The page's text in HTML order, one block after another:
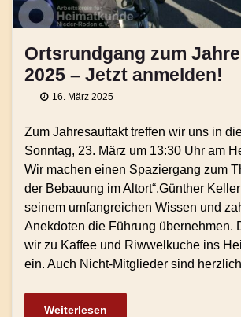
Ortsrundgang zum
2025 – Jetzt anmelden!
16. März 2025
Zum Jahresauftakt treffen wir uns in
Sonntag, 23. März um 13:30 Uhr am
Wir machen einen Spaziergang zum
der Bebauung im Altort“.Günther
seinem umfangreichen Wissen und
Anekdoten die Führung übernehmen.
wir zu Kaffee und Riwwelkuche ins
ein. Auch Nicht-Mitglieder sind
Weiterlesen